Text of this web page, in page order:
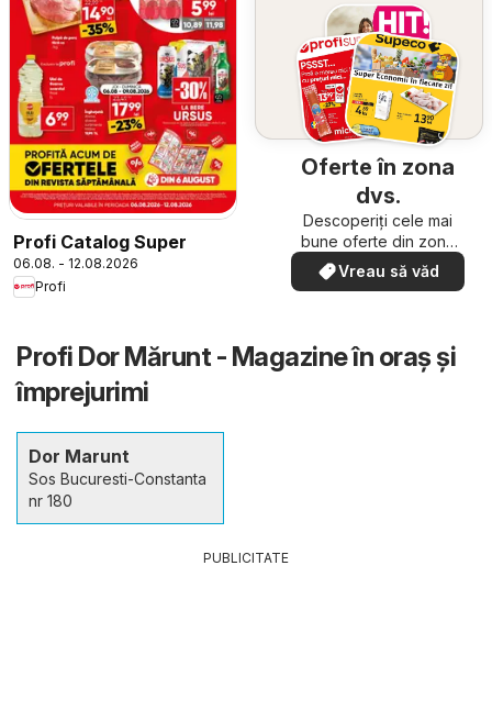
Profi Catalog Super
06.08. - 12.08.2026
Profi
Oferte în zona
dvs.
Descoperiți cele mai
bune oferte din zona
dumneavoastră
Vreau să văd
Profi Dor Mărunt - Magazine în oraş şi
împrejurimi
Dor Marunt
Sos Bucuresti-Constanta
nr 180
PUBLICITATE